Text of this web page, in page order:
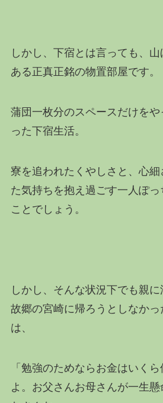
しかし、下宿とは言っても、
ある正真正銘の物置部屋です。
蒲団一枚分のスペースだけをや
った下宿生活。
寮を追われたくやしさと、心
た気持ちを抱え過ごす一人ぽ
ことでしょう。
しかし、そんな状況下でも親に
故郷の宮崎に帰ろうとしなか
は、
「勉強のためならお金はいく
よ。お父さんお母さんが一生